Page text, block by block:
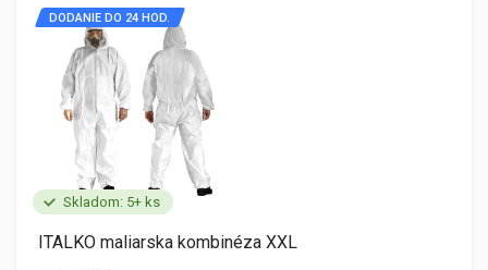
Skladom: 5+ ks
DODANIE DO 24 HOD.
ITALKO maliarska kombinéza XXL